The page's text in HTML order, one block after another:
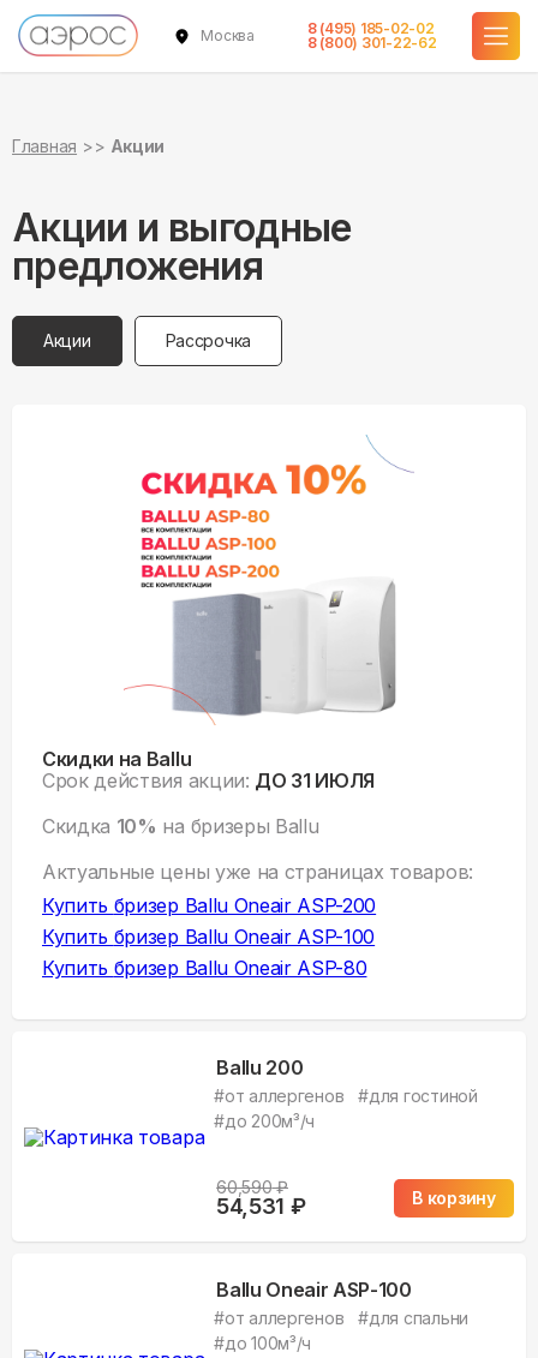
Москва
8 (495) 185-02-02
8 (800) 301-22-62
Главная Акции
Акции и выгодные
предложения
Акции Рассрочка
Скидки на Ballu
Срок действия акции: ДО 31 ИЮЛЯ
Скидка 10% на бризеры Ballu
Актуальные цены уже на страницах товаров:
Купить бризер Ballu Oneair ASP-200
Купить бризер Ballu Oneair ASP-100
Купить бризер Ballu Oneair ASP-80
Ballu 200
#от аллергенов #для гостиной
#до 200м³/ч
60,590₽
54,531 ₽ В корзину
Ballu Oneair ASP-100
#от аллергенов #для спальни
#до 100м³/ч